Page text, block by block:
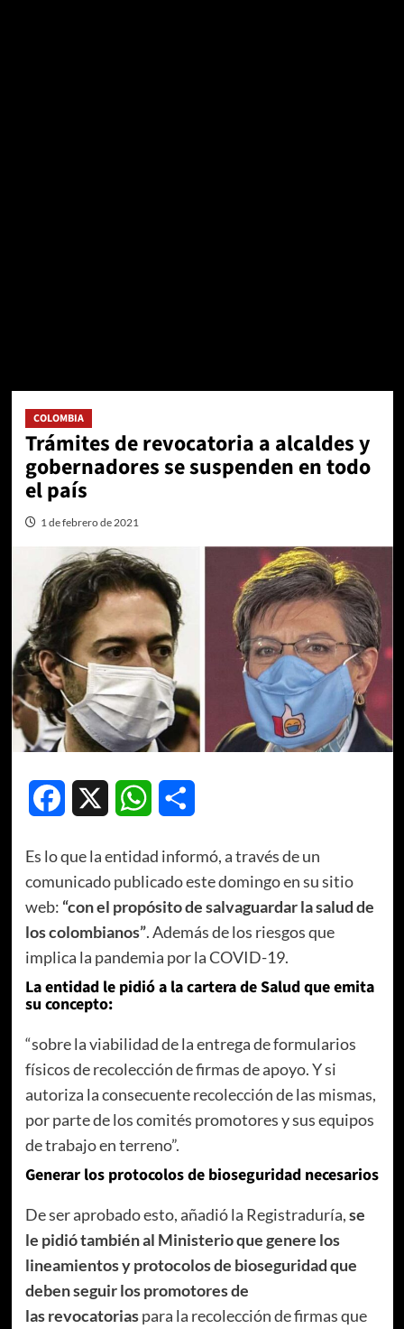
COLOMBIA
Trámites de revocatoria a alcaldes y
gobernadores se suspenden en todo
el país
1 de febrero de 2021
Facebook WhatsApp
Es lo que la entidad informó, a través de un
comunicado publicado este domingo en su sitio
web: “con el propósito de salvaguardar la salud de
los colombianos”. Además de los riesgos que
implica la pandemia por la COVID-19.
La entidad le pidió a la cartera de Salud que emita
su concepto:
“sobre la viabilidad de la entrega de formularios
físicos de recolección de firmas de apoyo. Y si
autoriza la consecuente recolección de las mismas,
por parte de los comités promotores y sus equipos
de trabajo en terreno”.
Generar los protocolos de bioseguridad necesarios
De ser aprobado esto, añadió la Registraduría,se
le pidió también al Ministerio que genere los
lineamientos y protocolos de bioseguridad que
deben seguir los promotores de
las revocatoriaspara la recolección de firmas que